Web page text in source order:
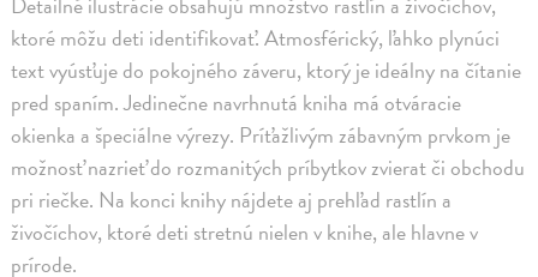
ktoré môžu deti identifikovať. Atmosférický, ľahko plynúci
text vyúsťuje do pokojného záveru, ktorý je ideálny na čítanie
pred spaním. Jedinečne navrhnutá kniha má otváracie
okienka a špeciálne výrezy. Príťažlivým zábavným prvkom je
možnosť nazrieť do rozmanitých príbytkov zvierat či obchodu
pri riečke. Na konci knihy nájdete aj prehľad rastlín a
živočíchov, ktoré deti stretnú nielen v knihe, ale hlavne v
prírode.